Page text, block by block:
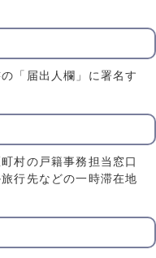
「届出人欄」に署名す
村の戸籍事務担当窓口
行先などの一時滞在地